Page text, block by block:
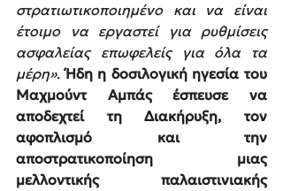
στρατιωτικοποιημένο και να είναι
έτοιμο να εργαστεί για ρυθμίσεις
ασφαλείας επωφελείς για όλα τα
μέρη». Ήδη η δοσιλογική ηγεσία του
Μαχμούντ Αμπάς έσπευσε να
αποδεχτεί τη Διακήρυξη, τον
αφοπλισμό και την
αποστρατικοποίηση μιας
μελλοντικής παλαιστινιακής